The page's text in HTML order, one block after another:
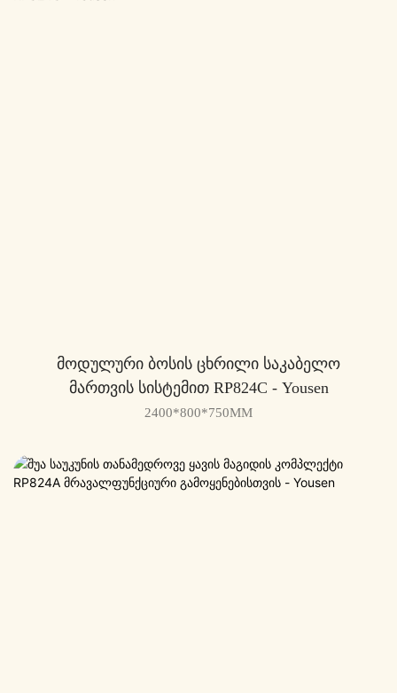
Მოდულური Ბოსის Ცხრილი Საკაბელო
Მართვის Სისტემით RP824C - Yousen
2400*800*750MM